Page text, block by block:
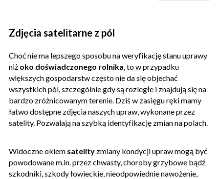
Zdjęcia satelitarne z pól
Choć nie ma lepszego sposobu na weryfikację stanu uprawy
niż oko doświadczonego rolnika , to w przypadku
większych gospodarstw często nie da się objechać
wszystkich pól, szczególnie gdy są rozległe i znajdują się na
bardzo zróżnicowanym terenie. Dziś w zasięgu ręki mamy
łatwo dostępne zdjęcia naszych upraw, wykonane przez
satelity. Pozwalają na szybką identyfikację zmian na polach.
Widoczne okiem satelity zmiany kondycji upraw mogą być
powodowane m.in. przez chwasty, choroby grzybowe bądź
szkodniki, szkody łowieckie, nieodpowiednie nawożenie,